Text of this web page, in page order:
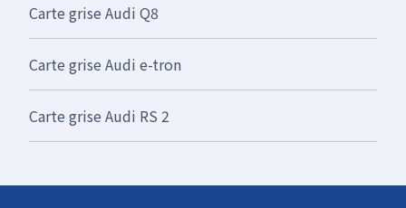
Carte grise Audi Q8
Carte grise Audi e-tron
Carte grise Audi RS 2